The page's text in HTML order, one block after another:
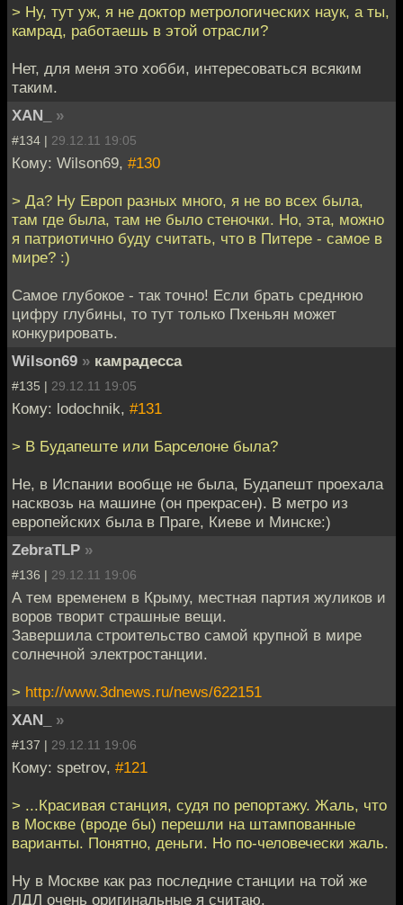
> Ну, тут уж, я не доктор метрологических наук, а ты,
камрад, работаешь в этой отрасли?
Нет, для меня это хобби, интересоваться всяким
таким.
XAN_
»
#134 | 29.12.11 19:05
Кому: Wilson69, #130
> Да? Ну Европ разных много, я не во всех была,
там где была, там не было стеночки. Но, эта, можно
я патриотично буду считать, что в Питере - самое в
мире? :)
Самое глубокое - так точно! Если брать среднюю
цифру глубины, то тут только Пхеньян может
конкурировать.
Wilson69 » камрадесса
#135 | 29.12.11 19:05
Кому: lodochnik, #131
> В Будапеште или Барселоне была?
Не, в Испании вообще не была, Будапешт проехала
насквозь на машине (он прекрасен). В метро из
европейских была в Праге, Киеве и Минске:)
ZebraTLP »
#136 | 29.12.11 19:06
А тем временем в Крыму, местная партия жуликов и
воров творит страшные вещи.
Завершила строительство самой крупной в мире
солнечной электростанции.
> http://www.3dnews.ru/news/622151
XAN_
»
#137 | 29.12.11 19:06
Кому: spetrov, #121
> ...Красивая станция, судя по репортажу. Жаль, что
в Москве (вроде бы) перешли на штампованные
варианты. Понятно, деньги. Но по-человечески жаль.
Ну в Москве как раз последние станции на той же
ЛДЛ очень оригинальные я считаю.